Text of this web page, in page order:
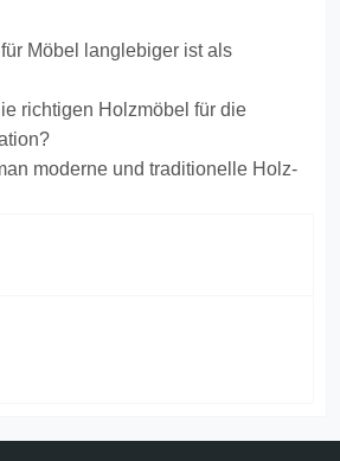
Möbel langlebiger ist als
richtigen Holzmöbel für die
moderne und traditionelle Holz-